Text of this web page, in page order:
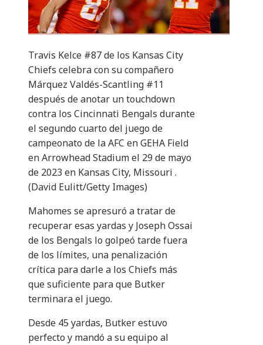
Travis Kelce #87 de los Kansas City
Chiefs celebra con su compañero
Márquez Valdés-Scantling #11
después de anotar un touchdown
contra los Cincinnati Bengals durante
el segundo cuarto del juego de
campeonato de la AFC en GEHA Field
en Arrowhead Stadium el 29 de mayo
de 2023 en Kansas City, Missouri .
(David Eulitt/Getty Images)
Mahomes se apresuró a tratar de
recuperar esas yardas y Joseph Ossai
de los Bengals lo golpeó tarde fuera
de los límites, una penalización
crítica para darle a los Chiefs más
que suficiente para que Butker
terminara el juego.
Desde 45 yardas, Butker estuvo
perfecto y mandó a su equipo al